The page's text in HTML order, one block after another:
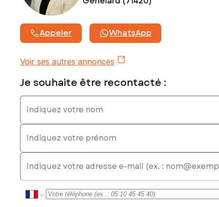
votre future construction.
Les informations sur les risques auxquels ce bien est
exposé sont disponibles sur le site Géorisques :
www.georisques.gouv.fr
Prix de vente : 34 000 €
Contactez votre conseiller SAFTI : Axel GREEF, Tél. :
commercial immatriculé au RSAC de Mâcon sous le numéro
988556767
Appeler WhatsApp
Voir ses autres annonces
Je souhaite être recontacté :
Indiquez votre nom
Indiquez votre prénom
E-mail